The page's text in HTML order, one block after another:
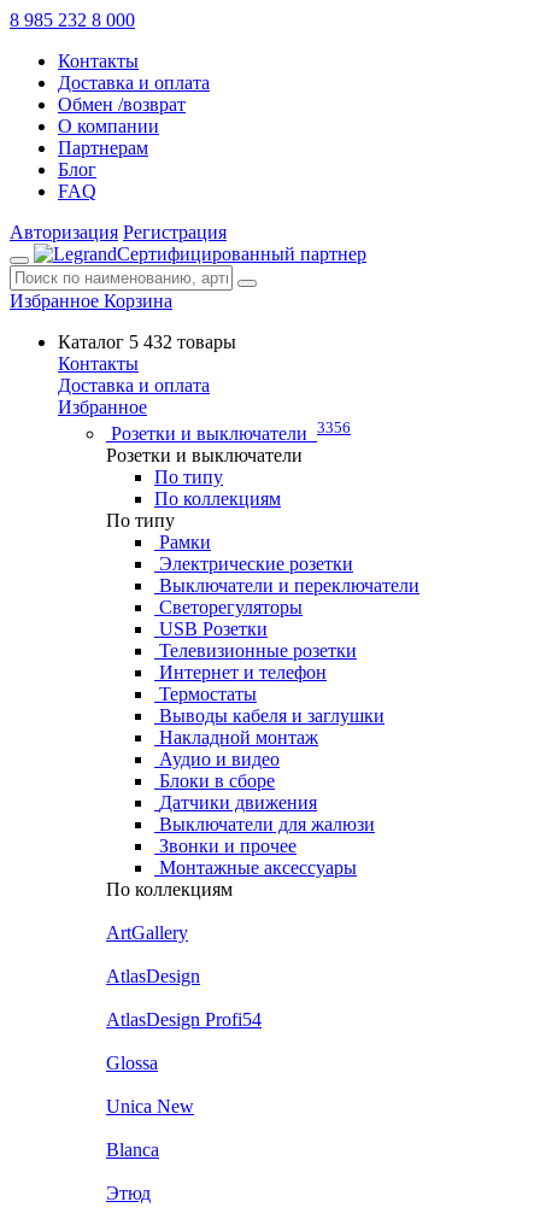
8 985 232 8 000
Контакты
Доставка и оплата
Обмен /возврат
О компании
Партнерам
Блог
FAQ
Авторизация Регистрация
Сертифицированный партнер
Избранное Корзина
Каталог 5 432 товары
Контакты
Доставка и оплата
Избранное
Розетки и выключатели 3356
Розетки и выключатели
По типу
По коллекциям
По типу
Рамки
Электрические розетки
Выключатели и переключатели
Светорегуляторы
USB Розетки
Телевизионные розетки
Интернет и телефон
Термостаты
Выводы кабеля и заглушки
Накладной монтаж
Аудио и видео
Блоки в сборе
Датчики движения
Выключатели для жалюзи
Звонки и прочее
Монтажные аксессуары
По коллекциям
ArtGallery
AtlasDesign
AtlasDesign Profi54
Glossa
Unica New
Blanca
Этюд